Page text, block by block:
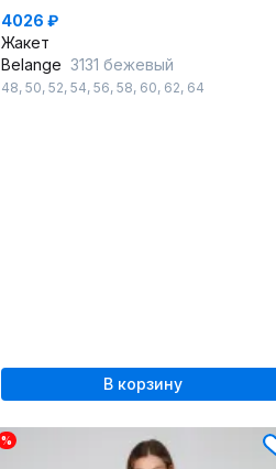
4026 ₽
Жакет
Belange 3131 бежевый
48, 50, 52, 54, 56, 58, 60, 62, 64
В корзину
%